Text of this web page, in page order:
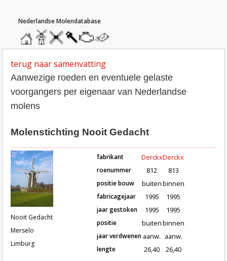
homemolendatabase
roedendatabase
assendatabase
motorendatabase
stuur
een
terug naar samenvatting
Aanwezige roeden en eventuele gelaste
voorgangers per eigenaar van Nederlandse
molens
Molenstichting Nooit Gedacht
Nooit Gedacht
Merselo
Limburg
Roeden van molen Nooit
fabrikant
roenummer
positie bouw
fabricagejaar
jaar gestoken
positie
jaar verdwenen
lengte
Derckx
812
buiten
1995
1995
buiten
aanw.
26,40
Derckx
813
binnen
1995
1995
binnen
aanw.
26,40